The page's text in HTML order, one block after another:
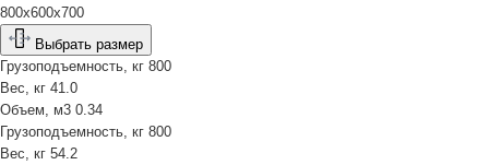
800х600х700
Выбрать размер
Грузоподъемность, кг 800
Вес, кг 41.0
Объем, м3 0.34
Грузоподъемность, кг 800
Вес, кг 54.2